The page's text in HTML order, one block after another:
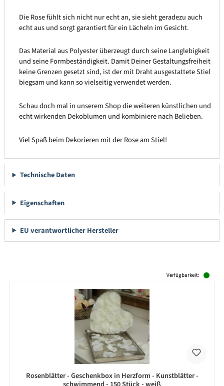
Die Rose fühlt sich nicht nur echt an, sie sieht geradezu auch
echt aus und sorgt garantiert für ein Lächeln im Gesicht.
Das Material aus Polyester überzeugt durch seine Langlebigkeit
und seine Formbeständigkeit. Damit Deiner Gestaltungsfreiheit
keine Grenzen gesetzt sind, ist der mit Draht ausgestattete Stiel
biegsam und kann so vielseitig verwendet werden.
Schau doch mal in unserem Shop die weiteren künstlichen und
echt wirkenden Dekoblumen und kombiniere nach Belieben.
Viel Spaß beim Dekorieren mit der Rose am Stiel!
Technische Daten
Eigenschaften
EU verantwortlicher Hersteller
Verfügbarkeit:
Rosenblätter - Geschenkbox in Herzform - Kunstblätter -